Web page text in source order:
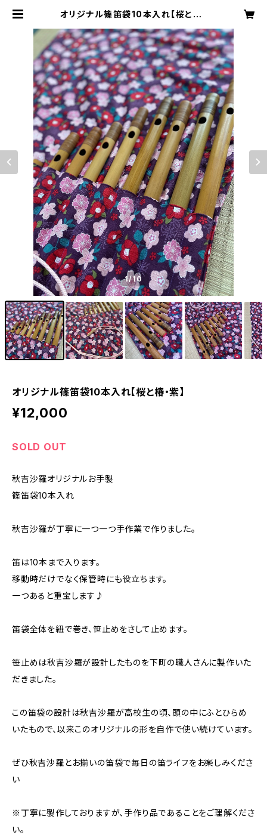
オリジナル篠笛袋10本入れ【桜と椿・
SHOP
1/10
オリジナル篠笛袋10本入れ【桜と椿・紫】
¥12,000
SOLD OUT
秋吉沙羅オリジナルお手製
篠笛袋10本入れ
秋吉沙羅が丁寧に一つ一つ手作業で作りました。
笛は10本まで入ります。
移動時だけでなく保管時にも役立ちます。
一つあると重宝します♪
笛袋全体を紐で巻き、笹止めをさして止めます。
笹止めは秋吉沙羅が設計したものを下町の職人さんに製作いた
だきました。
この笛袋の設計は秋吉沙羅が高校生の頃、頭の中にふとひらめ
いたもので、以来このオリジナルの形を自作で使い続けています。
ぜひ秋吉沙羅とお揃いの笛袋で毎日の笛ライフをお楽しみくださ
い
※丁寧に製作しておりますが、手作り品であることをご理解くださ
い。